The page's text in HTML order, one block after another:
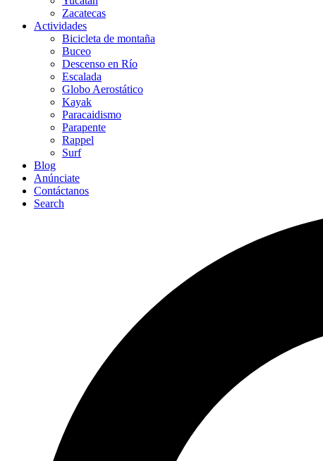
Zacatecas
Actividades
Bicicleta de montaña
Buceo
Descenso en Río
Escalada
Globo Aerostático
Kayak
Paracaidismo
Parapente
Rappel
Surf
Blog
Anúnciate
Contáctanos
Search